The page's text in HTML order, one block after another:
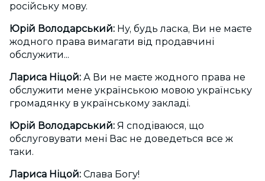
російську мову.
Юрій Володарський: Ну, будь ласка, Ви не маєте
жодного права вимагати від продавчині
обслужити...
Лариса Ніцой: А Ви не маєте жодного права не
обслужити мене українською мовою українську
громадянку в українському закладі.
Юрій Володарський: Я сподіваюся, що
обслуговувати мені Вас не доведеться все ж
таки.
Лариса Ніцой: Слава Богу!